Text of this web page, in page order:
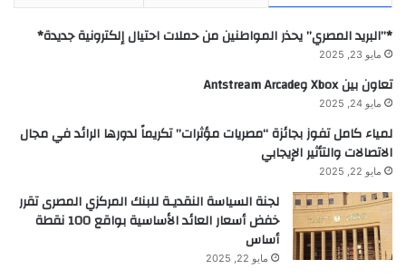
*”البريد المصري” يحذر المواطنين من حملات احتيال إلكترونية جديدة*
مايو 23, 2025
تعاون بين Xbox وAntstream Arcade
مايو 24, 2025
لمياء كامل تفوز بجائزة “مصريات مؤثرات” تكريماً لدورها الرائد في مجال
الاتصالات والتأثير الإيجابي
مايو 22, 2025
لجنة السياسة النقديـة للبنك المركزي المصرى تقرر
خفض أسعار العائد الأساسية بواقع 100 نقطة
أساس
مايو 22, 2025